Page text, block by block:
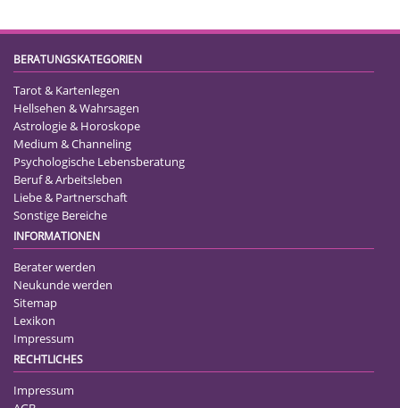
BERATUNGSKATEGORIEN
Tarot & Kartenlegen
Hellsehen & Wahrsagen
Astrologie & Horoskope
Medium & Channeling
Psychologische Lebensberatung
Beruf & Arbeitsleben
Liebe & Partnerschaft
Sonstige Bereiche
INFORMATIONEN
Berater werden
Neukunde werden
Sitemap
Lexikon
Impressum
RECHTLICHES
Impressum